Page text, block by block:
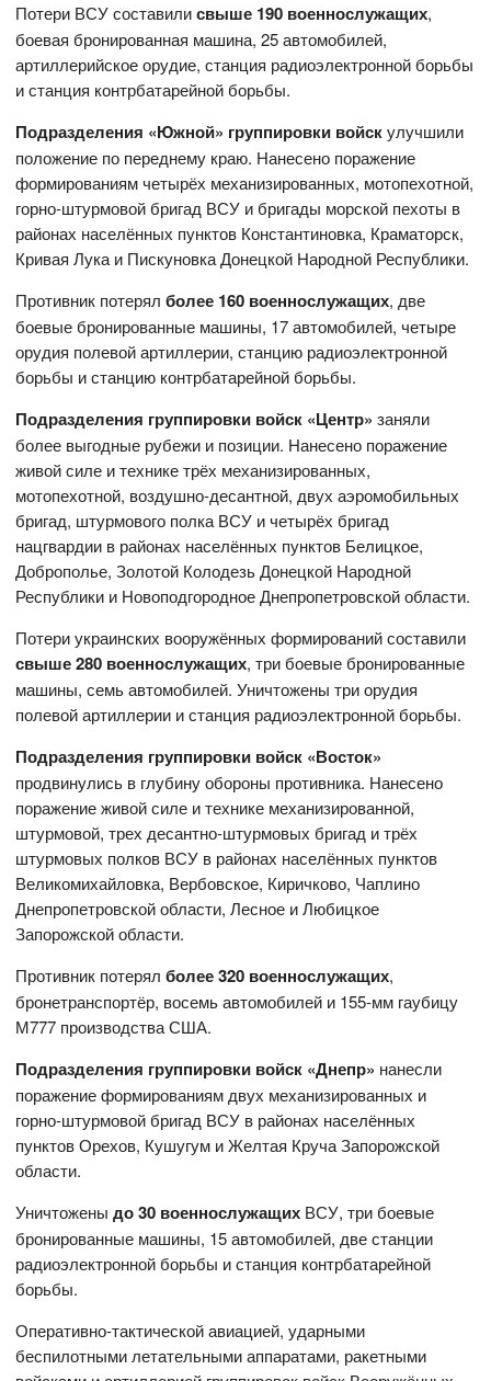
Потери ВСУ составилисвыше 190 военнослужащих,
боевая бронированная машина, 25 автомобилей,
артиллерийское орудие, станция радиоэлектронной борьбы
и станция контрбатарейной борьбы.
Подразделения «Южной» группировки войскулучшили
положение по переднему краю. Нанесено поражение
формированиям четырёх механизированных, мотопехотной,
горно-штурмовой бригад ВСУ и бригады морской пехоты в
районах населённых пунктов Константиновка, Краматорск,
Кривая Лука и Пискуновка Донецкой Народной Республики.
Противник потерялболее 160 военнослужащих, две
боевые бронированные машины, 17 автомобилей, четыре
орудия полевой артиллерии, станцию радиоэлектронной
борьбы и станцию контрбатарейной борьбы.
Подразделения группировки войск «Центр» заняли
более выгодные рубежи и позиции. Нанесено поражение
живой силе и технике трёх механизированных,
мотопехотной, воздушно-десантной, двух аэромобильных
бригад, штурмового полка ВСУ и четырёх бригад
нацгвардии в районах населённых пунктов Белицкое,
Доброполье, Золотой Колодезь Донецкой Народной
Республики и Новоподгородное Днепропетровской области.
Потери украинских вооружённых формирований составили
свыше 280 военнослужащих, три боевые бронированные
машины, семь автомобилей. Уничтожены три орудия
полевой артиллерии и станция радиоэлектронной борьбы.
Подразделения группировки войск «Восток»
продвинулись в глубину обороны противника. Нанесено
поражение живой силе и технике механизированной,
штурмовой, трех десантно-штурмовых бригад и трёх
штурмовых полков ВСУ в районах населённых пунктов
Великомихайловка, Вербовское, Киричково, Чаплино
Днепропетровской области, Лесное и Любицкое
Запорожской области.
Противник потерялболее 320 военнослужащих,
бронетранспортёр, восемь автомобилей и 155-мм гаубицу
М777 производства США.
Подразделения группировки войск «Днепр» нанесли
поражение формированиям двух механизированных и
горно-штурмовой бригад ВСУ в районах населённых
пунктов Орехов, Кушугум и Желтая Круча Запорожской
области.
Уничтоженыдо 30 военнослужащих ВСУ, три боевые
бронированные машины, 15 автомобилей, две станции
радиоэлектронной борьбы и станция контрбатарейной
борьбы.
Оперативно-тактической авиацией, ударными
беспилотными летательными аппаратами, ракетными